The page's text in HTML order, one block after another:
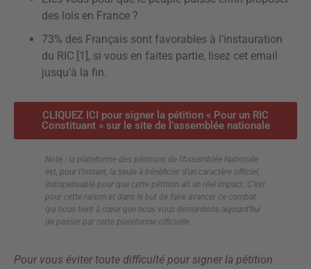
des lois en France ?
73% des Français sont favorables à l’instauration
du RIC [1], si vous en faites partie, lisez cet email
jusqu’à la fin.
CLIQUEZ ICI pour signer la pétition « Pour un RIC
Constituant » sur le site de l’assemblée nationale
Note : la plateforme des pétitions de l’Assemblée Nationale
est, pour l’instant, la seule à bénéficier d’un caractère officiel,
indispensable pour que cette pétition ait un réel impact. C’est
pour cette raison et dans le but de faire avancer ce combat
qui nous tient à cœur que nous vous demandons aujourd’hui
de passer par cette plateforme officielle.
Pour vous éviter toute difficulté pour signer la pétition